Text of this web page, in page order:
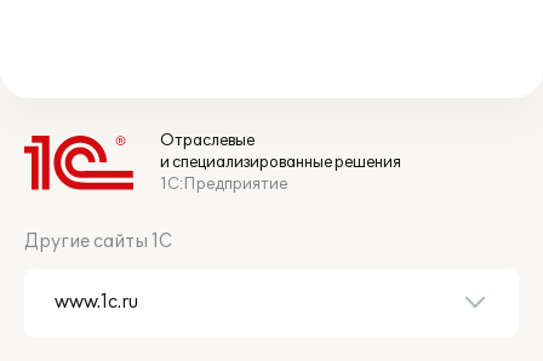
Отраслевые
и специализированные решения
1С:Предприятие
Другие сайты 1С